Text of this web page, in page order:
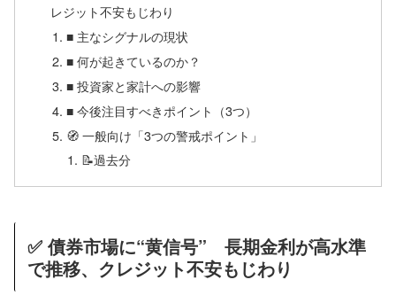
レジット不安もじわり
■ 主なシグナルの現状
■ 何が起きているのか？
■ 投資家と家計への影響
■ 今後注目すべきポイント（3つ）
🧭 一般向け「3つの警戒ポイント」
📝過去分
✅ 債券市場に“黄信号” 長期金利が高水準
で推移、クレジット不安もじわり